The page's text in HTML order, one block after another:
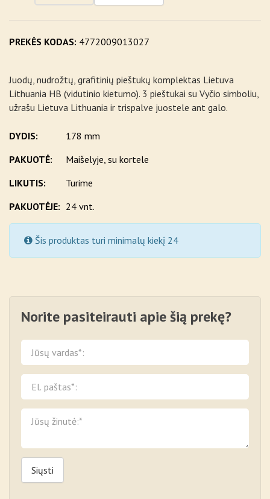
PREKĖS KODAS: 4772009013027
Juodų, nudrožtų, grafitinių pieštukų komplektas Lietuva
Lithuania HB (vidutinio kietumo). 3 pieštukai su Vyčio simboliu,
užrašu Lietuva Lithuania ir trispalve juostele ant galo.
DYDIS:
178 mm
PAKUOTĖ:
Maišelyje, su kortele
LIKUTIS:
Turime
PAKUOTĖJE: 24 vnt.
Šis produktas turi minimalų kiekį 24
Norite pasiteirauti apie šią prekę?
Siųsti